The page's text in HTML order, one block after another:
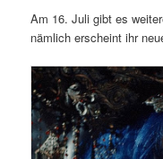
Am 16. Juli gibt es
nämlich erscheint ihr